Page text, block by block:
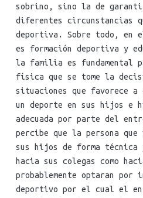
sobrino, sino la de
diferentes circunstancias
deportiva. Sobre todo, en
es formación deportiva y
la familia es fundamental
física que se tome la
situaciones que favorece
un deporte en sus hijos e
adecuada por parte del
percibe que la persona
sus hijos de forma técnica
hacia sus colegas como
probablemente optaran
deportivo por el cual el